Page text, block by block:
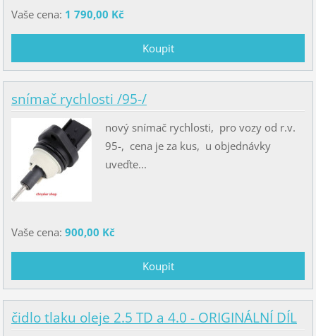
Vaše cena: 1 790,00 Kč
snímač rychlosti /95-/
nový snímač rychlosti, pro vozy od r.v.
95-, cena je za kus, u objednávky
uveďte...
Vaše cena: 900,00 Kč
čidlo tlaku oleje 2.5 TD a 4.0 - ORIGINÁLNÍ DÍL